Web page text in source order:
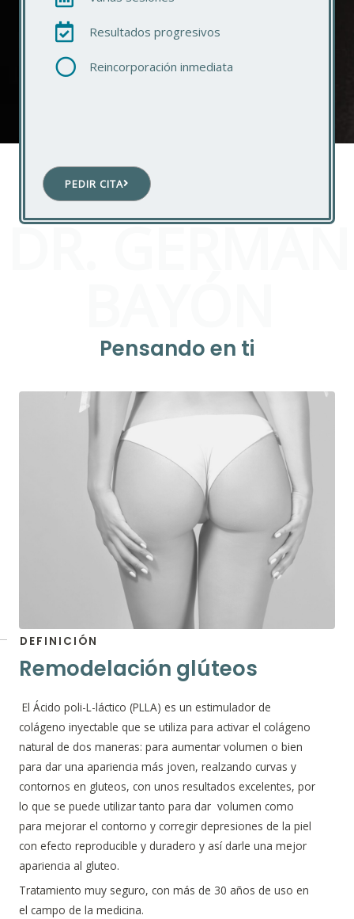
Resultados progresivos
Reincorporación inmediata
PEDIR CITA
DR. GERMAN
Pensando en ti
DEFINICIÓN
Remodelación glúteos
El Ácido poli-L-láctico (PLLA) es un estimulador de
colágeno inyectable que se utiliza para activar el colágeno
natural de dos maneras: para aumentar volumen o bien
para dar una apariencia más joven, realzando curvas y
contornos en gluteos, con unos resultados excelentes, por
lo que se puede utilizar tanto para dar volumen como
para mejorar el contorno y corregir depresiones de la piel
con efecto reproducible y duradero y así darle una mejor
apariencia al gluteo.
Tratamiento muy seguro, con más de 30 años de uso en
el campo de la medicina.